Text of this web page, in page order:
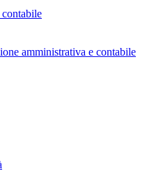
amministrativa e contabile